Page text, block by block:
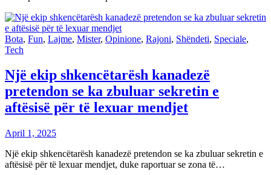
Bota, Fun, Lajme, Mister, Opinione, Rajoni, Shëndeti, Speciale,
Tech
Një ekip shkencëtarësh kanadezë
pretendon se ka zbuluar sekretin e
aftësisë për të lexuar mendjet
April 1, 2025
Një ekip shkencëtarësh kanadezë pretendon se ka zbuluar sekretin e
aftësisë për të lexuar mendjet, duke raportuar se zona të…